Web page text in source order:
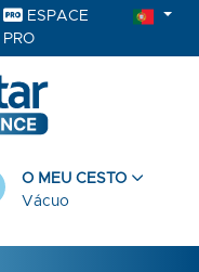
ESPACE
PRO
O MEU CESTO
Vácuo